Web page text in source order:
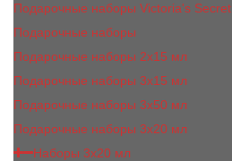
Подарочные наборы Victoria's Secret
Подарочные наборы
Подарочные наборы 2x15 мл
Подарочные наборы 3х15 мл
Подарочные наборы 3x50 мл
Подарочные наборы 3x20 мл
Наборы 3х20 мл